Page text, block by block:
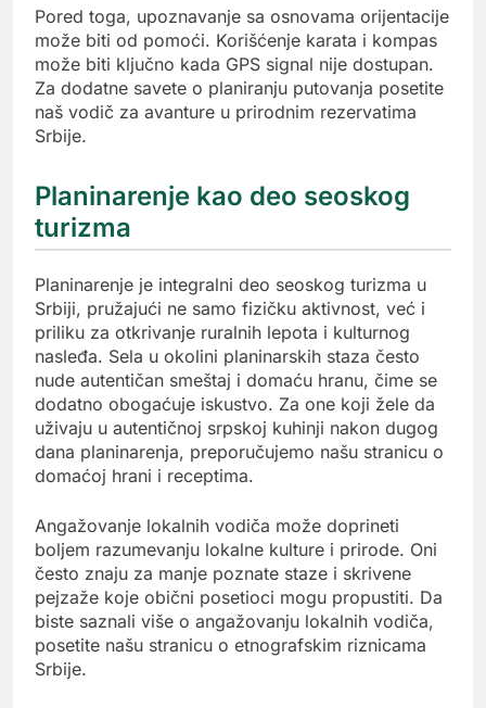
Pored toga, upoznavanje sa osnovama orijentacije
može biti od pomoći. Korišćenje karata i kompas
može biti ključno kada GPS signal nije dostupan.
Za dodatne savete o planiranju putovanja posetite
naš vodič za avanture u prirodnim rezervatima
Srbije.
Planinarenje kao deo seoskog
turizma
Planinarenje je integralni deo seoskog turizma u
Srbiji, pružajući ne samo fizičku aktivnost, već i
priliku za otkrivanje ruralnih lepota i kulturnog
nasleđa. Sela u okolini planinarskih staza često
nude autentičan smeštaj i domaću hranu, čime se
dodatno obogaćuje iskustvo. Za one koji žele da
uživaju u autentičnoj srpskoj kuhinji nakon dugog
dana planinarenja, preporučujemo našu stranicu o
domaćoj hrani i receptima.
Angažovanje lokalnih vodiča može doprineti
boljem razumevanju lokalne kulture i prirode. Oni
često znaju za manje poznate staze i skrivene
pejzaže koje obični posetioci mogu propustiti. Da
biste saznali više o angažovanju lokalnih vodiča,
posetite našu stranicu o etnografskim riznicama
Srbije.